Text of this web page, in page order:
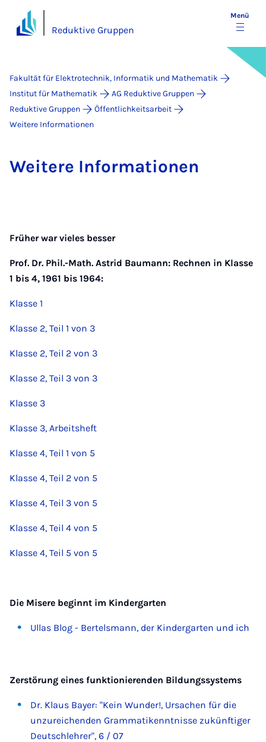
Reduktive Gruppen
Menü
Fakultät für Elektrotechnik, Informatik und Mathematik
Institut für Mathematik
AG Reduktive Gruppen
Reduktive Gruppen
Öffentlichkeitsarbeit
Weitere Informationen
Wei­te­re In­for­ma­ti­o­nen
Früher war vieles besser
Prof. Dr. Phil.-Math. Astrid Baumann: Rechnen in Klasse
1 bis 4, 1961 bis 1964:
Klasse 1
Klasse 2, Teil 1 von 3
Klasse 2, Teil 2 von 3
Klasse 2, Teil 3 von 3
Klasse 3
Klasse 3, Arbeitsheft
Klasse 4, Teil 1 von 5
Klasse 4, Teil 2 von 5
Klasse 4, Teil 3 von 5
Klasse 4, Teil 4 von 5
Klasse 4, Teil 5 von 5
Die Misere beginnt im Kindergarten
Ullas Blog - Bertelsmann, der Kindergarten und ich
Zerstörung eines funktionierenden Bildungssystems
Dr. Klaus Bayer: "Kein Wunder!, Ursachen für die
unzureichenden Grammatikenntnisse zukünftiger
Deutschlehrer", 6 / 07